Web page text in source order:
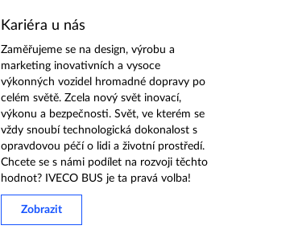
Kariéra u nás
Zaměřujeme se na design, výrobu a
marketing inovativních a vysoce
výkonných vozidel hromadné dopravy po
celém světě. Zcela nový svět inovací,
výkonu a bezpečnosti. Svět, ve kterém se
vždy snoubí technologická dokonalost s
opravdovou péčí o lidi a životní prostředí.
Chcete se s námi podílet na rozvoji těchto
hodnot? IVECO BUS je ta pravá volba!
Zobrazit